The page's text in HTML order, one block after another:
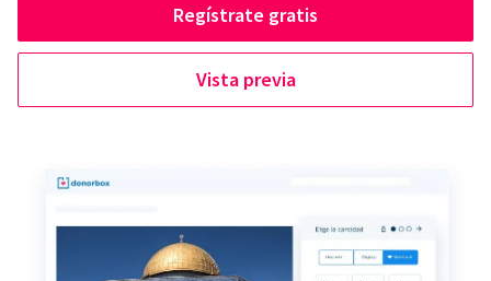
Regístrate gratis
Vista previa